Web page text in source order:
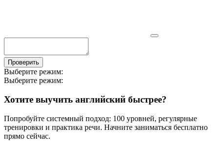
Проверить
Выберите режим:
Выберите режим:
Хотите выучить английский быстрее?
Попробуйте системный подход: 100 уровней, регулярные
тренировки и практика речи. Начните заниматься бесплатно
прямо сейчас.